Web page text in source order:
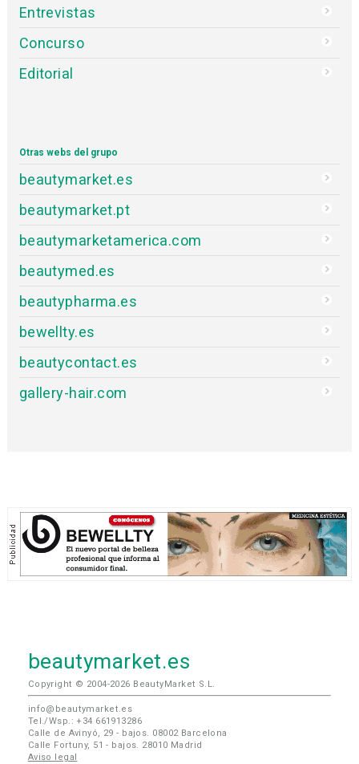
Entrevistas
Concurso
Editorial
Otras webs del grupo
beautymarket.es
beautymarket.pt
beautymarketamerica.com
beautymed.es
beautypharma.es
bewellty.es
beautycontact.es
gallery-hair.com
beautymarket.es
Copyright © 2004-2026 BeautyMarket S.L.
info@beautymarket.es
Tel./Wsp.: +34 661913286
Calle de Avinyó, 29 - bajos. 08002 Barcelona
Calle Fortuny, 51 - bajos. 28010 Madrid
Aviso legal